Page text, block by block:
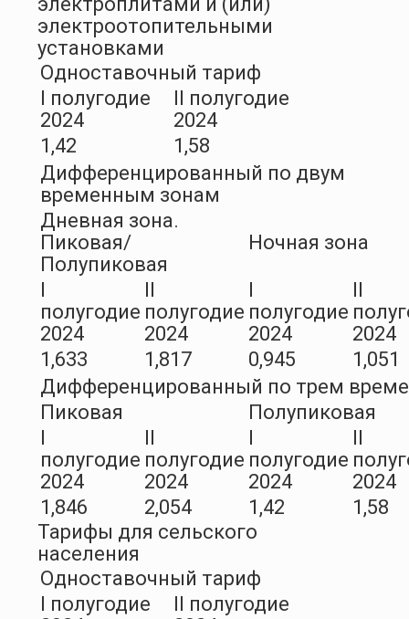
электроотопительными
установками
Одноставочный тариф
I полугодие
2024
II полугодие
2024
1,42
1,58
Дифференцированный по двум
временным зонам
Дневная зона.
Пиковая/
Полупиковая
Ночная зона
полугодие
2024
полугодие
2024
полугодие
2024
2024
1,633
1,817 0,945
1,051
Дифференцированный по трем
Пиковая
Полупиковая
полугодие
2024
полугодие
2024
полугодие
2024
2024
1,846
2,054 1,42
1,58
Тарифы для сельского
населения
Одноставочный тариф
I полугодие
II полугодие